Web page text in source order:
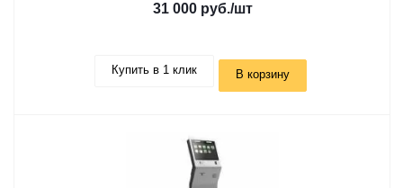
31 000 руб./шт
Купить в 1 клик В корзину